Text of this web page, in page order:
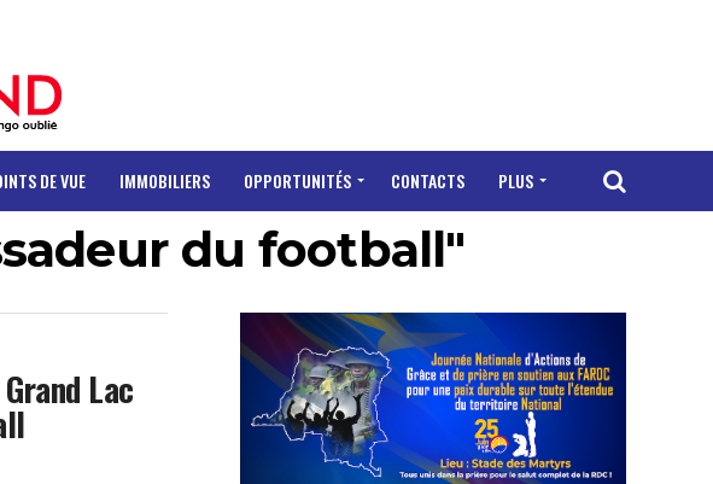
DE VUE IMMOBILIERS OPPORTUNITÉS CONTACTS PLUS
du football"
Lac